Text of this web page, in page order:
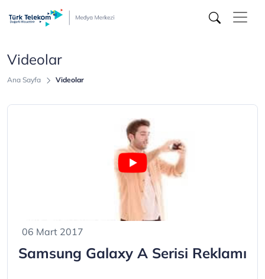
Videolar
Türk
Telekom
Medya
Merkezi
Videolar
Ana Sayfa Videolar
06 Mart 2017
Samsung Galaxy A Serisi Reklamı